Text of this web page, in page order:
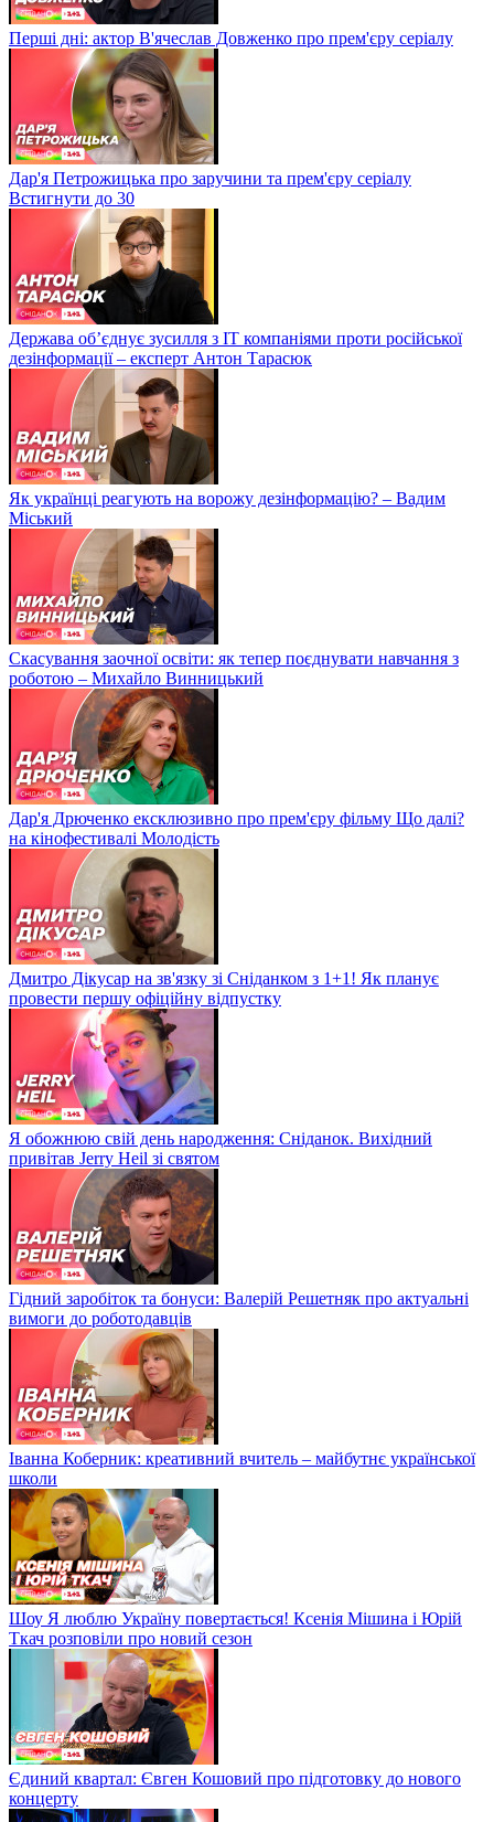
Перші дні: актор В'ячеслав Довженко про прем'єру серіалу
Дар'я Петрожицька про заручини та прем'єру серіалу
Встигнути до 30
Держава об’єднує зусилля з ІТ компаніями проти російської
дезінформації – експерт Антон Тарасюк
Як українці реагують на ворожу дезінформацію? – Вадим
Міський
Скасування заочної освіти: як тепер поєднувати навчання з
роботою – Михайло Винницький
Дар'я Дрюченко ексклюзивно про прем'єру фільму Що далі?
на кінофестивалі Молодість
Дмитро Дікусар на зв'язку зі Сніданком з 1+1! Як планує
провести першу офіційну відпустку
Я обожнюю свій день народження: Сніданок. Вихідний
привітав Jerry Heil зі святом
Гідний заробіток та бонуси: Валерій Решетняк про актуальні
вимоги до роботодавців
Іванна Коберник: креативний вчитель – майбутнє української
школи
Шоу Я люблю Україну повертається! Ксенія Мішина і Юрій
Ткач розповіли про новий сезон
Єдиний квартал: Євген Кошовий про підготовку до нового
концерту